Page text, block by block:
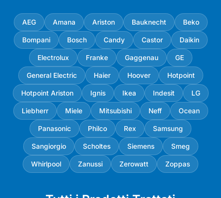
AEG Amana Ariston Bauknecht Beko
Bompani Bosch Candy Castor Daikin
Electrolux Franke Gaggenau GE
General Electric Haier Hoover Hotpoint
Hotpoint Ariston Ignis Ikea Indesit LG
Liebherr Miele Mitsubishi Neff Ocean
Panasonic Philco Rex Samsung
Sangiorgio Scholtes Siemens Smeg
Whirlpool Zanussi Zerowatt Zoppas